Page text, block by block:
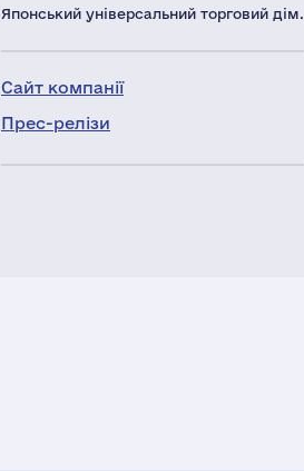
Японський універсальний торговий дім.
Сайт компанії
Прес-релізи